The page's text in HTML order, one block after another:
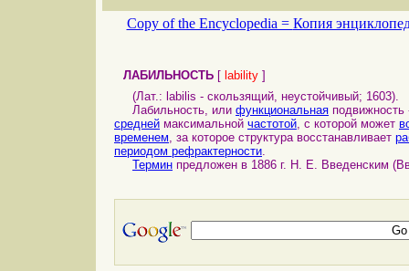
Copy of the Encyclopedia = Копия
ЛАБИЛЬНОСТЬ [ lability ]
(Лат.: labilis - скользящий, неустойчивый; 1603).
Лабильность, или функциональная
средней максимальной частотой, с которой может
временем, за которое структура восстанавливает
периодом рефрактерности.
Термин предложен в 1886 г. Н. Е. Введенским